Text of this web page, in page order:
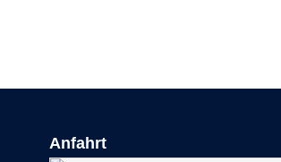
Anfahrt